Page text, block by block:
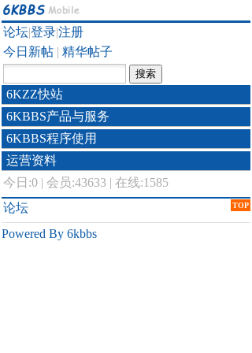
论坛|登录|注册
今日新帖 | 精华帖子
6KZZ快站
6KBBS产品与服务
6KBBS程序使用
运营资料
今日:0 | 会员:43633 | 在线:1585
TOP
论坛
Powered By 6kbbs